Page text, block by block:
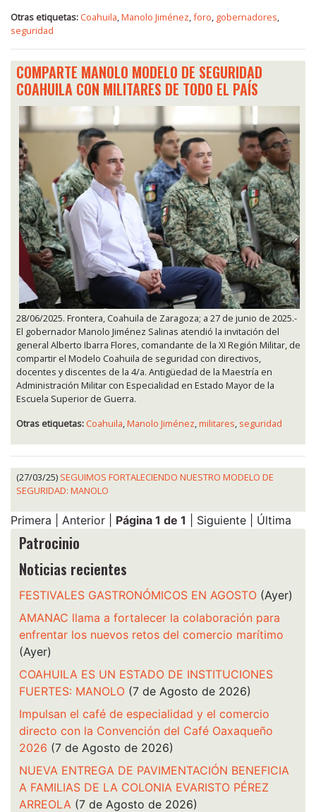
Otras etiquetas: Coahuila,Manolo Jiménez,foro, gobernadores,
seguridad
COMPARTE MANOLO MODELO DE SEGURIDAD
COAHUILA CON MILITARES DE TODO EL PAÍS
28/06/2025. Frontera, Coahuila de Zaragoza; a 27 de junio de 2025.-
El gobernador Manolo Jiménez Salinas atendió la invitación del
general Alberto Ibarra Flores, comandante de la XI Región Militar, de
compartir el Modelo Coahuila de seguridad con directivos,
docentes y discentes de la 4/a. Antigüedad de la Maestría en
Administración Militar con Especialidad en Estado Mayor de la
Escuela Superior de Guerra.
Otras etiquetas: Coahuila,Manolo Jiménez,militares, seguridad
(27/03/25) SEGUIMOS FORTALECIENDO NUESTRO MODELO DE
SEGURIDAD: MANOLO
Primera | Anterior | Página 1 de 1 | Siguiente | Última
Patrocinio
Noticias recientes
FESTIVALES GASTRONÓMICOS EN AGOSTO (Ayer)
AMANAC llama a fortalecer la colaboración para
enfrentar los nuevos retos del comercio marítimo
(Ayer)
COAHUILA ES UN ESTADO DE INSTITUCIONES
FUERTES: MANOLO (7 de Agosto de 2026)
Impulsan el café de especialidad y el comercio
directo con la Convención del Café Oaxaqueño
2026 (7 de Agosto de 2026)
NUEVA ENTREGA DE PAVIMENTACIÓN BENEFICIA
A FAMILIAS DE LA COLONIA EVARISTO PÉREZ
ARREOLA (7 de Agosto de 2026)